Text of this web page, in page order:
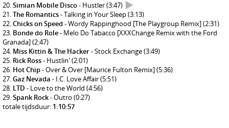
Simian Mobile Disco- Hustler(3:47)
The Romantics- Talking in Your Sleep(3:13)
Chicks on Speed - Wordy Rappinghood [The Playgroup Remix](2:31)
Bonde do Role- Melo Do Tabacco [XXXChange Remix with the Ford
Granada](2:47)
Miss Kittin & The Hacker- Stock Exchange(3:49)
Rick Ross- Hustlin' (2:01)
Hot Chip- Over & Over [Maurice Fulton Remix](5:36)
Gaz Nevada - I.C. Love Affair(5:51)
LTD - Love to the World (4:56)
Spank Rock- Outro (0:27)
totale tijdsduur: 1:10:57